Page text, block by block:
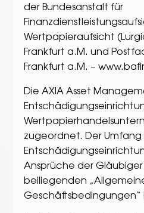
der Bundesanstalt für
Wertpapieraufsicht
Frankfurt a.M. und
Frankfurt a.M. –
Die AXIA Asset
zugeordnet. Der
Ansprüche der Gläubiger
beiliegenden
Geschäftsbedingungen“